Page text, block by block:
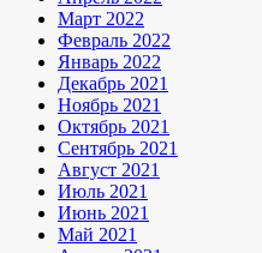
Март 2022
Февраль 2022
Январь 2022
Декабрь 2021
Ноябрь 2021
Октябрь 2021
Сентябрь 2021
Август 2021
Июль 2021
Июнь 2021
Май 2021